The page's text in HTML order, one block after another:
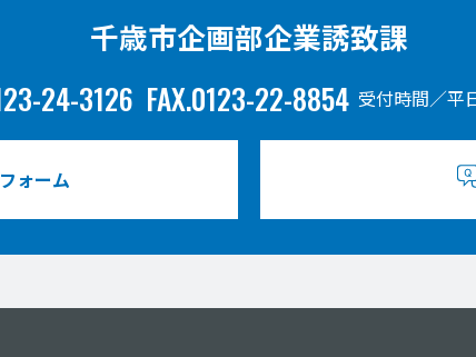
千歳市企画部企業誘致課
24-3126 FAX.0123-22-8854 受付時間／平
ォーム